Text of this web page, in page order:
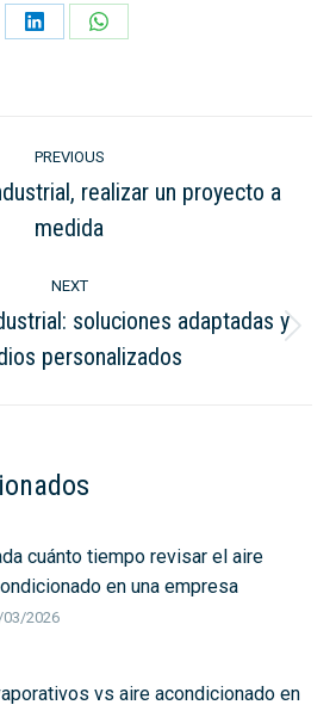
Share
Share
PREVIOUS
Previous
post:
realizar un proyecto a
medida
NEXT
post:
soluciones adaptadas y
personalizados
cuánto tiempo revisar el aire
en una empresa
03/2026
vs aire acondicionado en